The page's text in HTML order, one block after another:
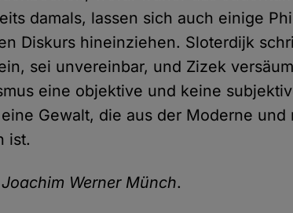
damals, lassen sich auch einige
Diskurs hineinziehen. Sloterdijk
sei unvereinbar, und Zizek
eine objektive und keine
Gewalt, die aus der Moderne und
ist.
Joachim Werner Münch.